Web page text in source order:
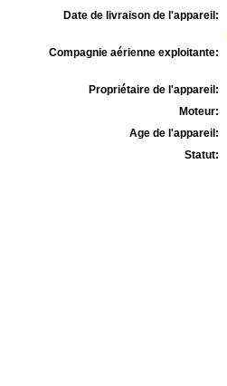
Date de livraison de l'appareil:
Compagnie aérienne exploitante:
Propriétaire de l'appareil:
Moteur:
Age de l'appareil:
Statut: